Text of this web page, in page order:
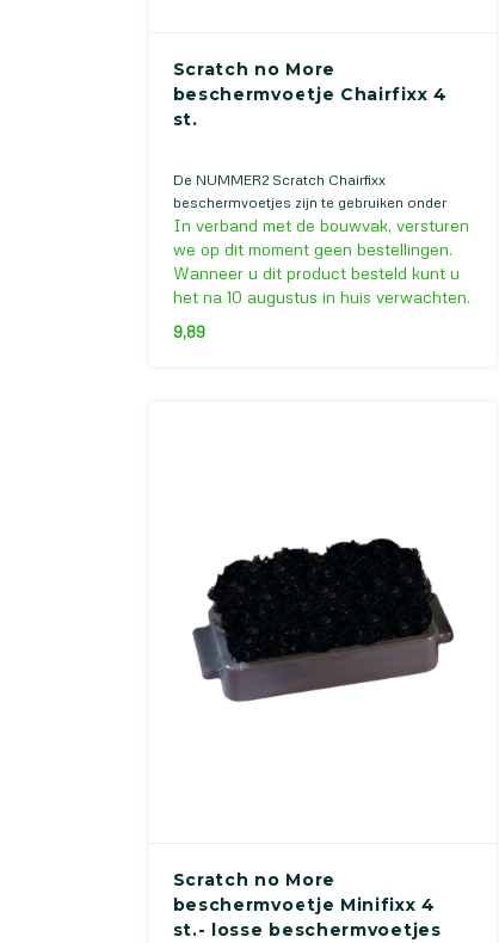
Scratch no More
beschermvoetje Chairfixx 4
st.
De NUMMER2 Scratch Chairfixx
beschermvoetjes zijn te gebruiken onder
slede stoelen met een ronde buis voor op
harde vloeren.
In verband met de bouwvak, versturen
we op dit moment geen bestellingen.
Wanneer u dit product besteld kunt u
het na 10 augustus in huis verwachten.
9,89
Scratch no More
beschermvoetje Minifixx 4
st.- losse beschermvoetjes